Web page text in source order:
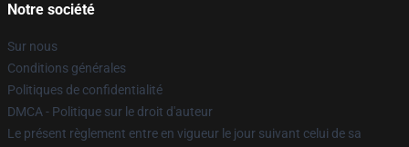
Notre société
Sur nous
Conditions générales
Politiques de confidentialité
DMCA - Politique sur le droit d'auteur
Le présent règlement entre en vigueur le jour suivant celui de sa